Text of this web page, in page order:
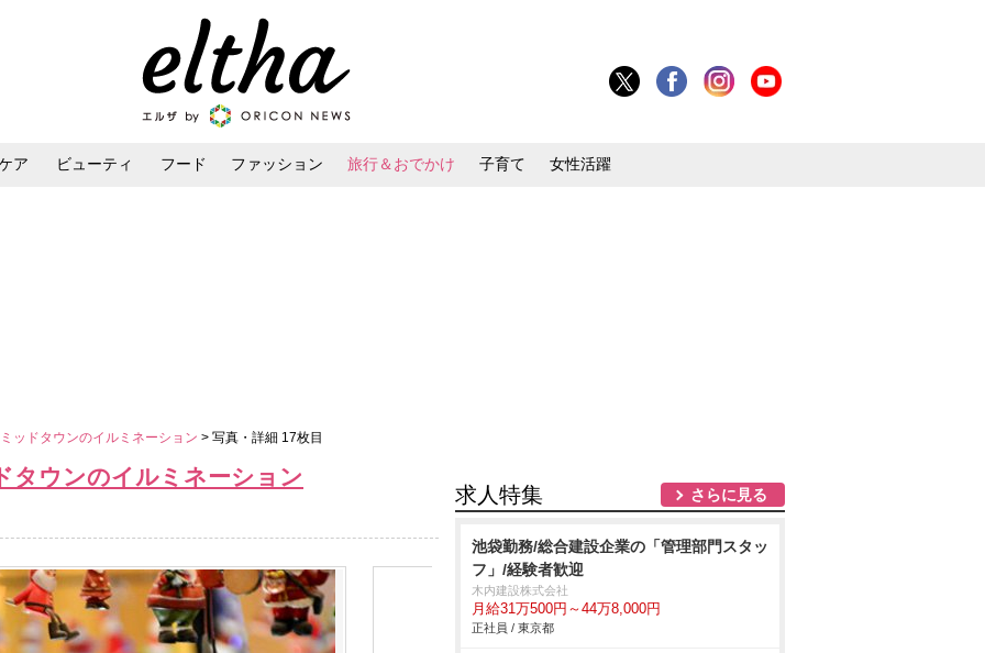
ア ビューティ フード ファッション 旅行＆おでかけ 子育て 女性活躍
ッドタウンのイルミネーション > 写真・詳細 17枚目
ウンのイルミネーション
求人特集 さらに見る
池袋勤務/総合建設企業の「管理部門スタッ
フ」/経験者歓迎
木内建設株式会社
月給31万500円～44万8,000円
正社員 / 東京都